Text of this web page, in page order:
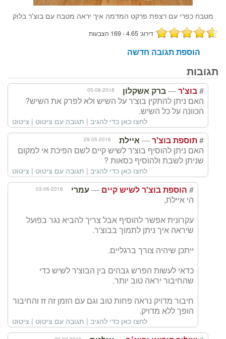
מטבח כפרי עם רצפת פרקט המדמה איך יראה מטבח עם בוצ'ר בלוק
דירוג: 4.65 - 169 הצבעות
הוספת תגובה חדשה
תגובות
# בוצ'ר — ברק אשקלון 05-08-2018
האם ניתן להתקין בוצ'ר על השיש ולא לפרק את השיש?
הכוונה על כל השיש.
לחצו כאן כדי להגיב | תגובה עם ציטוט | ציטוט
# תוספת בוצ'ר — איילת 29-05-2016
האם ניתן להוסיף בוצ'ר לשיש קיים לשם הפיכת אי למקום
שניתן לשבת ולהוסיף כסאות ?
לחצו כאן כדי להגיב | תגובה עם ציטוט | ציטוט
# הוספת בוצ'ר לשיש קיים — עמרי 03-06-2016
הי איילת,
עקרונית אפשר להוסיף אבל צריך להביא נגר בפועל
שיראה איך ניתן לתמוך בבוצ'ר.
ייתכן שיהיה צורך ברגליים.
כדאי לעשות הפרש גבהים בין הבוצ'ר לשיש כדי
שהחיבור יראה טוב יותר.
חיבור מדויק נראה פחות טוב וגם עם הזמן זה זז והחיבור
הופך ללא מדויק.
לחצו כאן כדי להגיב | תגובה עם ציטוט | ציטוט